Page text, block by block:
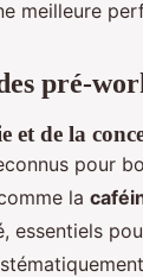
meilleure
pré-
et de la
pour
la
essentiels